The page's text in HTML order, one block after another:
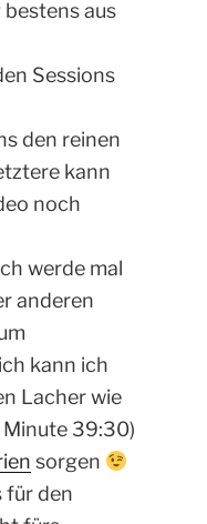
aus
Sessions
den reinen
kann
noch
werde mal
anderen
kann ich
Lacher wie
Minute 39:30)
sorgen
für den